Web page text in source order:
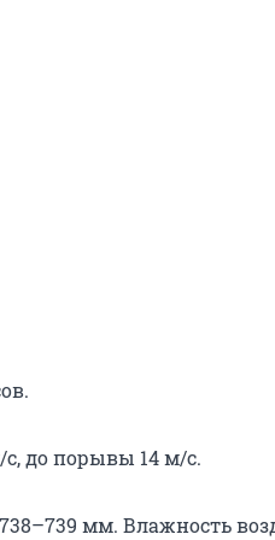
до порывы 14 м/с.
мм. Влажность